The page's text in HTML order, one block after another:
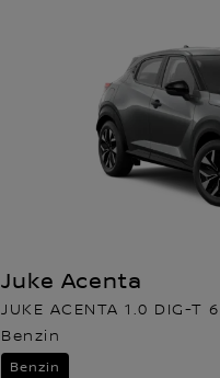
Juke Acenta
JUKE ACENTA 1.0 DIG-T
Benzin
Benzin